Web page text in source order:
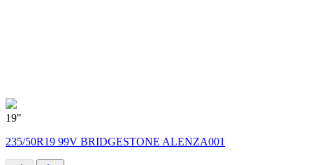
19"
235/50R19 99V BRIDGESTONE ALENZA001